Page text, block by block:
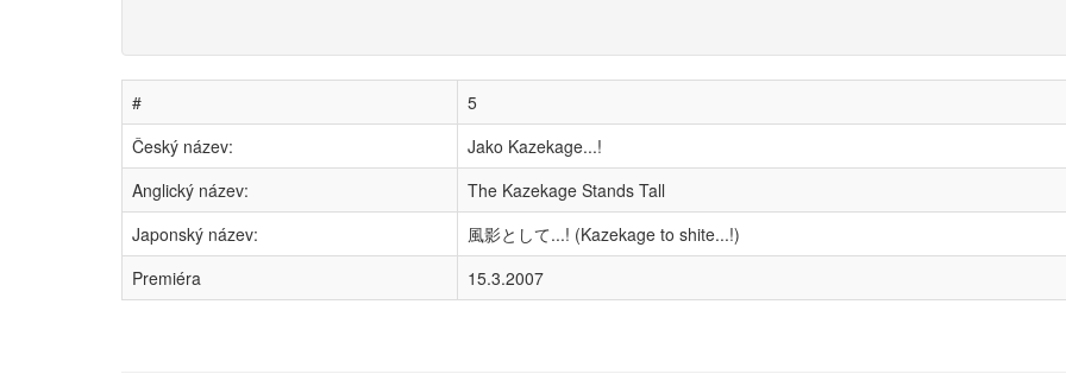
#
5
Český název:
Jako Kazekage...!
Anglický název:
The Kazekage Stands Tall
Japonský název:
風影として...! (Kazekage to shite...!)
Premiéra
15.3.2007